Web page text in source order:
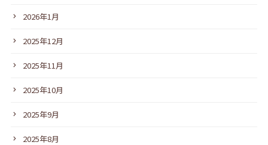
2026年1月
2025年12月
2025年11月
2025年10月
2025年9月
2025年8月